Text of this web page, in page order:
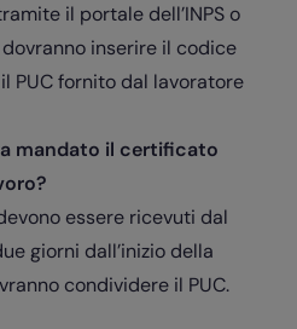
il portale dell’INPS o
dovranno inserire il codice
PUC fornito dal lavoratore
mandato il certificato
essere ricevuti dal
giorni dall’inizio della
condividere il PUC.